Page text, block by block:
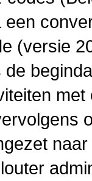
een
(versie